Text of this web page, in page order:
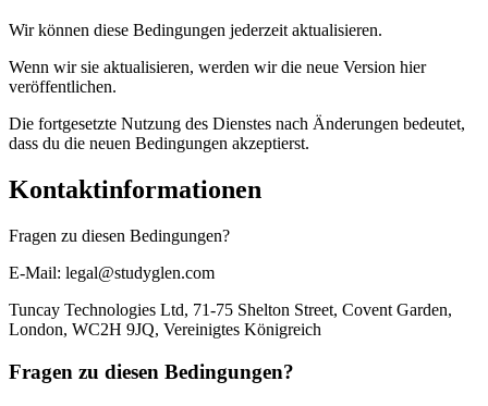
Wir können diese Bedingungen jederzeit aktualisieren.
Wenn wir sie aktualisieren, werden wir die neue Version hier
veröffentlichen.
Die fortgesetzte Nutzung des Dienstes nach Änderungen bedeutet,
dass du die neuen Bedingungen akzeptierst.
Kontaktinformationen
Fragen zu diesen Bedingungen?
E-Mail: legal@studyglen.com
Tuncay Technologies Ltd, 71-75 Shelton Street, Covent Garden,
London, WC2H 9JQ, Vereinigtes Königreich
Fragen zu diesen Bedingungen?